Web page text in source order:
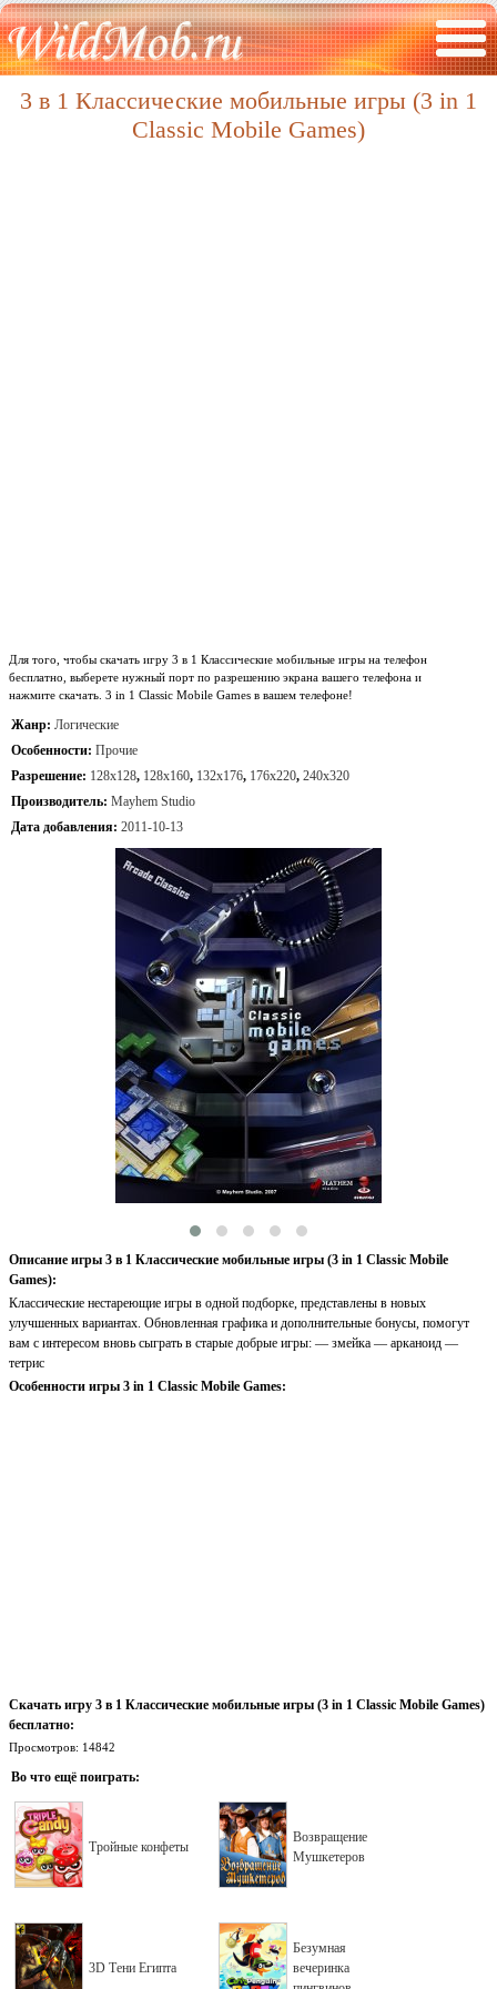
3 в 1 Классические мобильные игры (3 in 1
Classic Mobile Games)
Для того, чтобы скачать игру 3 в 1 Классические мобильные игры на телефон
бесплатно, выберете нужный порт по разрешению экрана вашего телефона и
нажмите скачать. 3 in 1 Classic Mobile Games в вашем телефоне!
Жанр: Логические
Особенности: Прочие
Разрешение: 128x128, 128x160, 132x176, 176x220, 240x320
Производитель: Mayhem Studio
Дата добавления: 2011-10-13
Описание игры 3 в 1 Классические мобильные игры (3 in 1 Classic Mobile
Games):
Классические нестареющие игры в одной подборке, представлены в новых
улучшенных вариантах. Обновленная графика и дополнительные бонусы, помогут
вам с интересом вновь сыграть в старые добрые игры: — змейка — арканоид —
тетрис
Особенности игры 3 in 1 Classic Mobile Games:
Скачать игру 3 в 1 Классические мобильные игры (3 in 1 Classic Mobile Games)
бесплатно:
Просмотров: 14842
Во что ещё поиграть:
Тройные конфеты
Возвращение
Мушкетеров
3D Тени Египта
Безумная
вечеринка